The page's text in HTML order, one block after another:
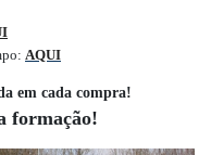
AQUI
em cada compra!
formação!